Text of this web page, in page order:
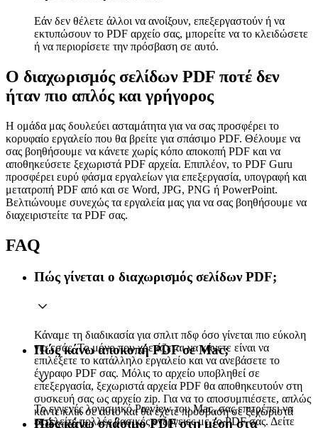
Εάν δεν θέλετε άλλοι να ανοίξουν, επεξεργαστούν ή να
εκτυπώσουν το PDF αρχείο σας, μπορείτε να το κλειδώσετε
ή να περιορίσετε την πρόσβαση σε αυτό.
Ο διαχωρισμός σελίδων PDF ποτέ δεν
ήταν πιο απλός και γρήγορος
Η ομάδα μας δουλεύει ασταμάτητα για να σας προσφέρει το
κορυφαίο εργαλείο που θα βρείτε για σπάσιμο PDF. Θέλουμε να
σας βοηθήσουμε να κάνετε χωρίς κόπο αποκοπή PDF και να
αποθηκεύσετε ξεχωριστά PDF αρχεία. Επιπλέον, το PDF Guru
προσφέρει ευρύ φάσμα εργαλείων για επεξεργασία, υπογραφή και
μετατροπή PDF από και σε Word, JPG, PNG ή PowerPoint.
Βελτιώνουμε συνεχώς τα εργαλεία μας για να σας βοηθήσουμε να
διαχειριστείτε τα PDF σας.
FAQ
Πώς γίνεται ο διαχωρισμός σελίδων PDF;
Κάναμε τη διαδικασία για σπλιτ πδφ όσο γίνεται πιο εύκολη
για εσάς. Το μόνο που χρειάζεται να κάνετε είναι να
επιλέξετε το κατάλληλο εργαλείο και να ανεβάσετε το
έγγραφο PDF σας. Μόλις το αρχείο υποβληθεί σε
επεξεργασία, ξεχωριστά αρχεία PDF θα αποθηκευτούν στη
συσκευή σας ως αρχείο zip. Για να το αποσυμπιέσετε, απλώς
κάντε κλικ σε αυτό και θα έχετε πρόσβαση σε ξεχωριστά
PDF αρχεία.
Πώς κάνω αποκοπή PDF σε Mac;
Το εγγενές λογισμικό Preview του Mac, σας επιτρέπει να
εκτελείτε πολλές βασικές ενέργειες με το PDF σας. Δείτε
Πώς κάνω σπάσιμο PDF στη μέση στα